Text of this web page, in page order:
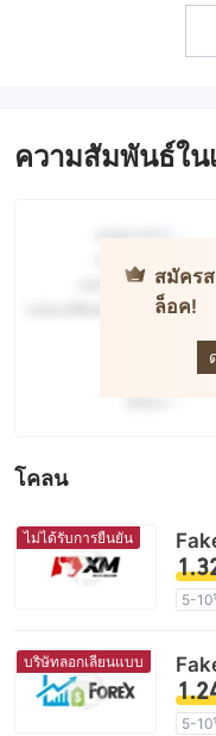
ความสัมพันธ์ใน
สมัคร
ล็อค!
โคลน
ไม่ได้รับการยืนยัน
5-
กลุ่มธุ
ระวั
บริษัทลอกเลียนแบบ
5-